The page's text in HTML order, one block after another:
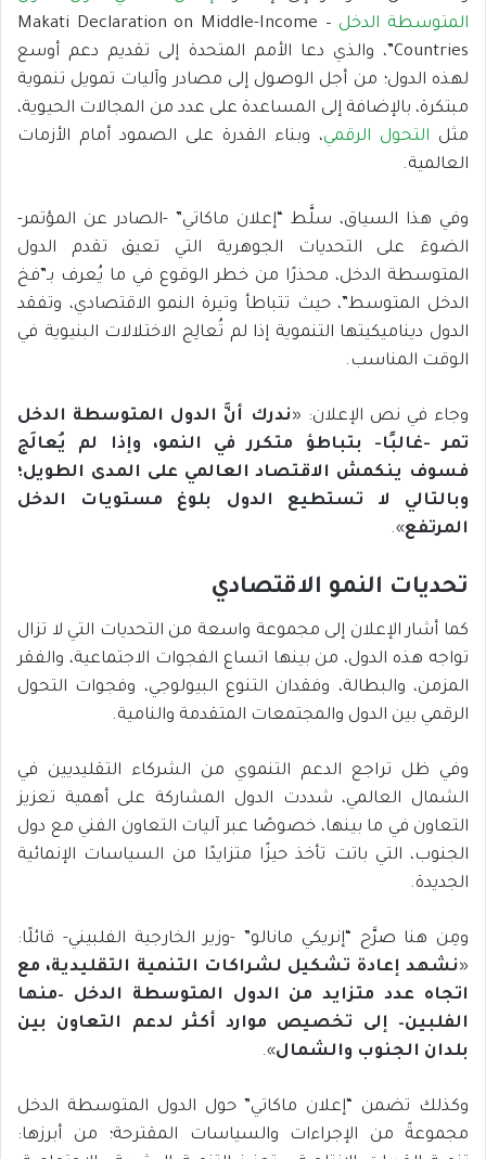
المتوسطة الدخل
– Makati Declaration on Middle-Income
Countries”، والذي دعا الأمم المتحدة إلى تقديم دعم أوسع
لهذه الدول؛ من أجل الوصول إلى مصادر وآليات تمويل تنموية
مبتكرة، بالإضافة إلى المساعدة على عدد من المجالات الحيوية،
مثل التحول الرقمي، وبناء القدرة على الصمود أمام الأزمات
العالمية.
وفي هذا السياق، سلَّط “إعلان ماكاتي” -الصادر عن المؤتمر-
الضوءَ على التحديات الجوهرية التي تعيق تقدم الدول
المتوسطة الدخل، محذرًا من خطر الوقوع في ما يُعرف بـ”فخ
الدخل المتوسط”، حيث تتباطأ وتيرة النمو الاقتصادي، وتفقد
الدول ديناميكيتها التنموية إذا لم تُعالِج الاختلالات البنيوية في
الوقت المناسب.
وجاء في نص الإعلان: «ندرك أنَّ الدول المتوسطة الدخل
تمر -غالبًا- بتباطؤ متكرر في النمو، وإذا لم يُعالَج
فسوف ينكمش الاقتصاد العالمي على المدى الطويل؛
وبالتالي لا تستطيع الدول بلوغ مستويات الدخل
المرتفع».
تحديات النمو الاقتصادي
كما أشار الإعلان إلى مجموعة واسعة من التحديات التي لا تزال
تواجه هذه الدول، من بينها اتساع الفجوات الاجتماعية، والفقر
المزمن، والبطالة، وفقدان التنوع البيولوجي، وفجوات التحول
الرقمي بين الدول والمجتمعات المتقدمة والنامية.
وفي ظل تراجع الدعم التنموي من الشركاء التقليديين في
الشمال العالمي، شددت الدول المشاركة على أهمية تعزيز
التعاون في ما بينها، خصوصًا عبر آليات التعاون الفني مع دول
الجنوب، التي باتت تأخذ حيزًا متزايدًا من السياسات الإنمائية
الجديدة.
ومِن هنا صرَّح “إنريكي مانالو” -وزير الخارجية الفلبيني- قائلًا:
«نشهد إعادة تشكيل لشراكات التنمية التقليدية، مع
اتجاه عدد متزايد من الدول المتوسطة الدخل –منها
الفلبين– إلى تخصيص موارد أكثر لدعم التعاون بين
بلدان الجنوب والشمال».
وكذلك تضمن “إعلان ماكاتي” حول الدول المتوسطة الدخل
مجموعةً من الإجراءات والسياسات المقترحة؛ من أبرزها: